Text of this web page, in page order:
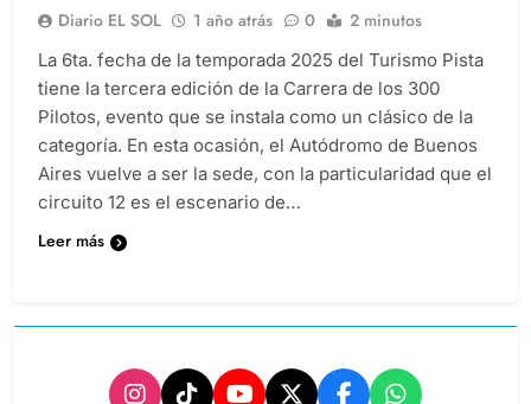
Diario EL SOL 1 año atrás 0 2 minutos
La 6ta. fecha de la temporada 2025 del Turismo Pista
tiene la tercera edición de la Carrera de los 300
Pilotos, evento que se instala como un clásico de la
categoría. En esta ocasión, el Autódromo de Buenos
Aires vuelve a ser la sede, con la particularidad que el
circuito 12 es el escenario de…
Leer más